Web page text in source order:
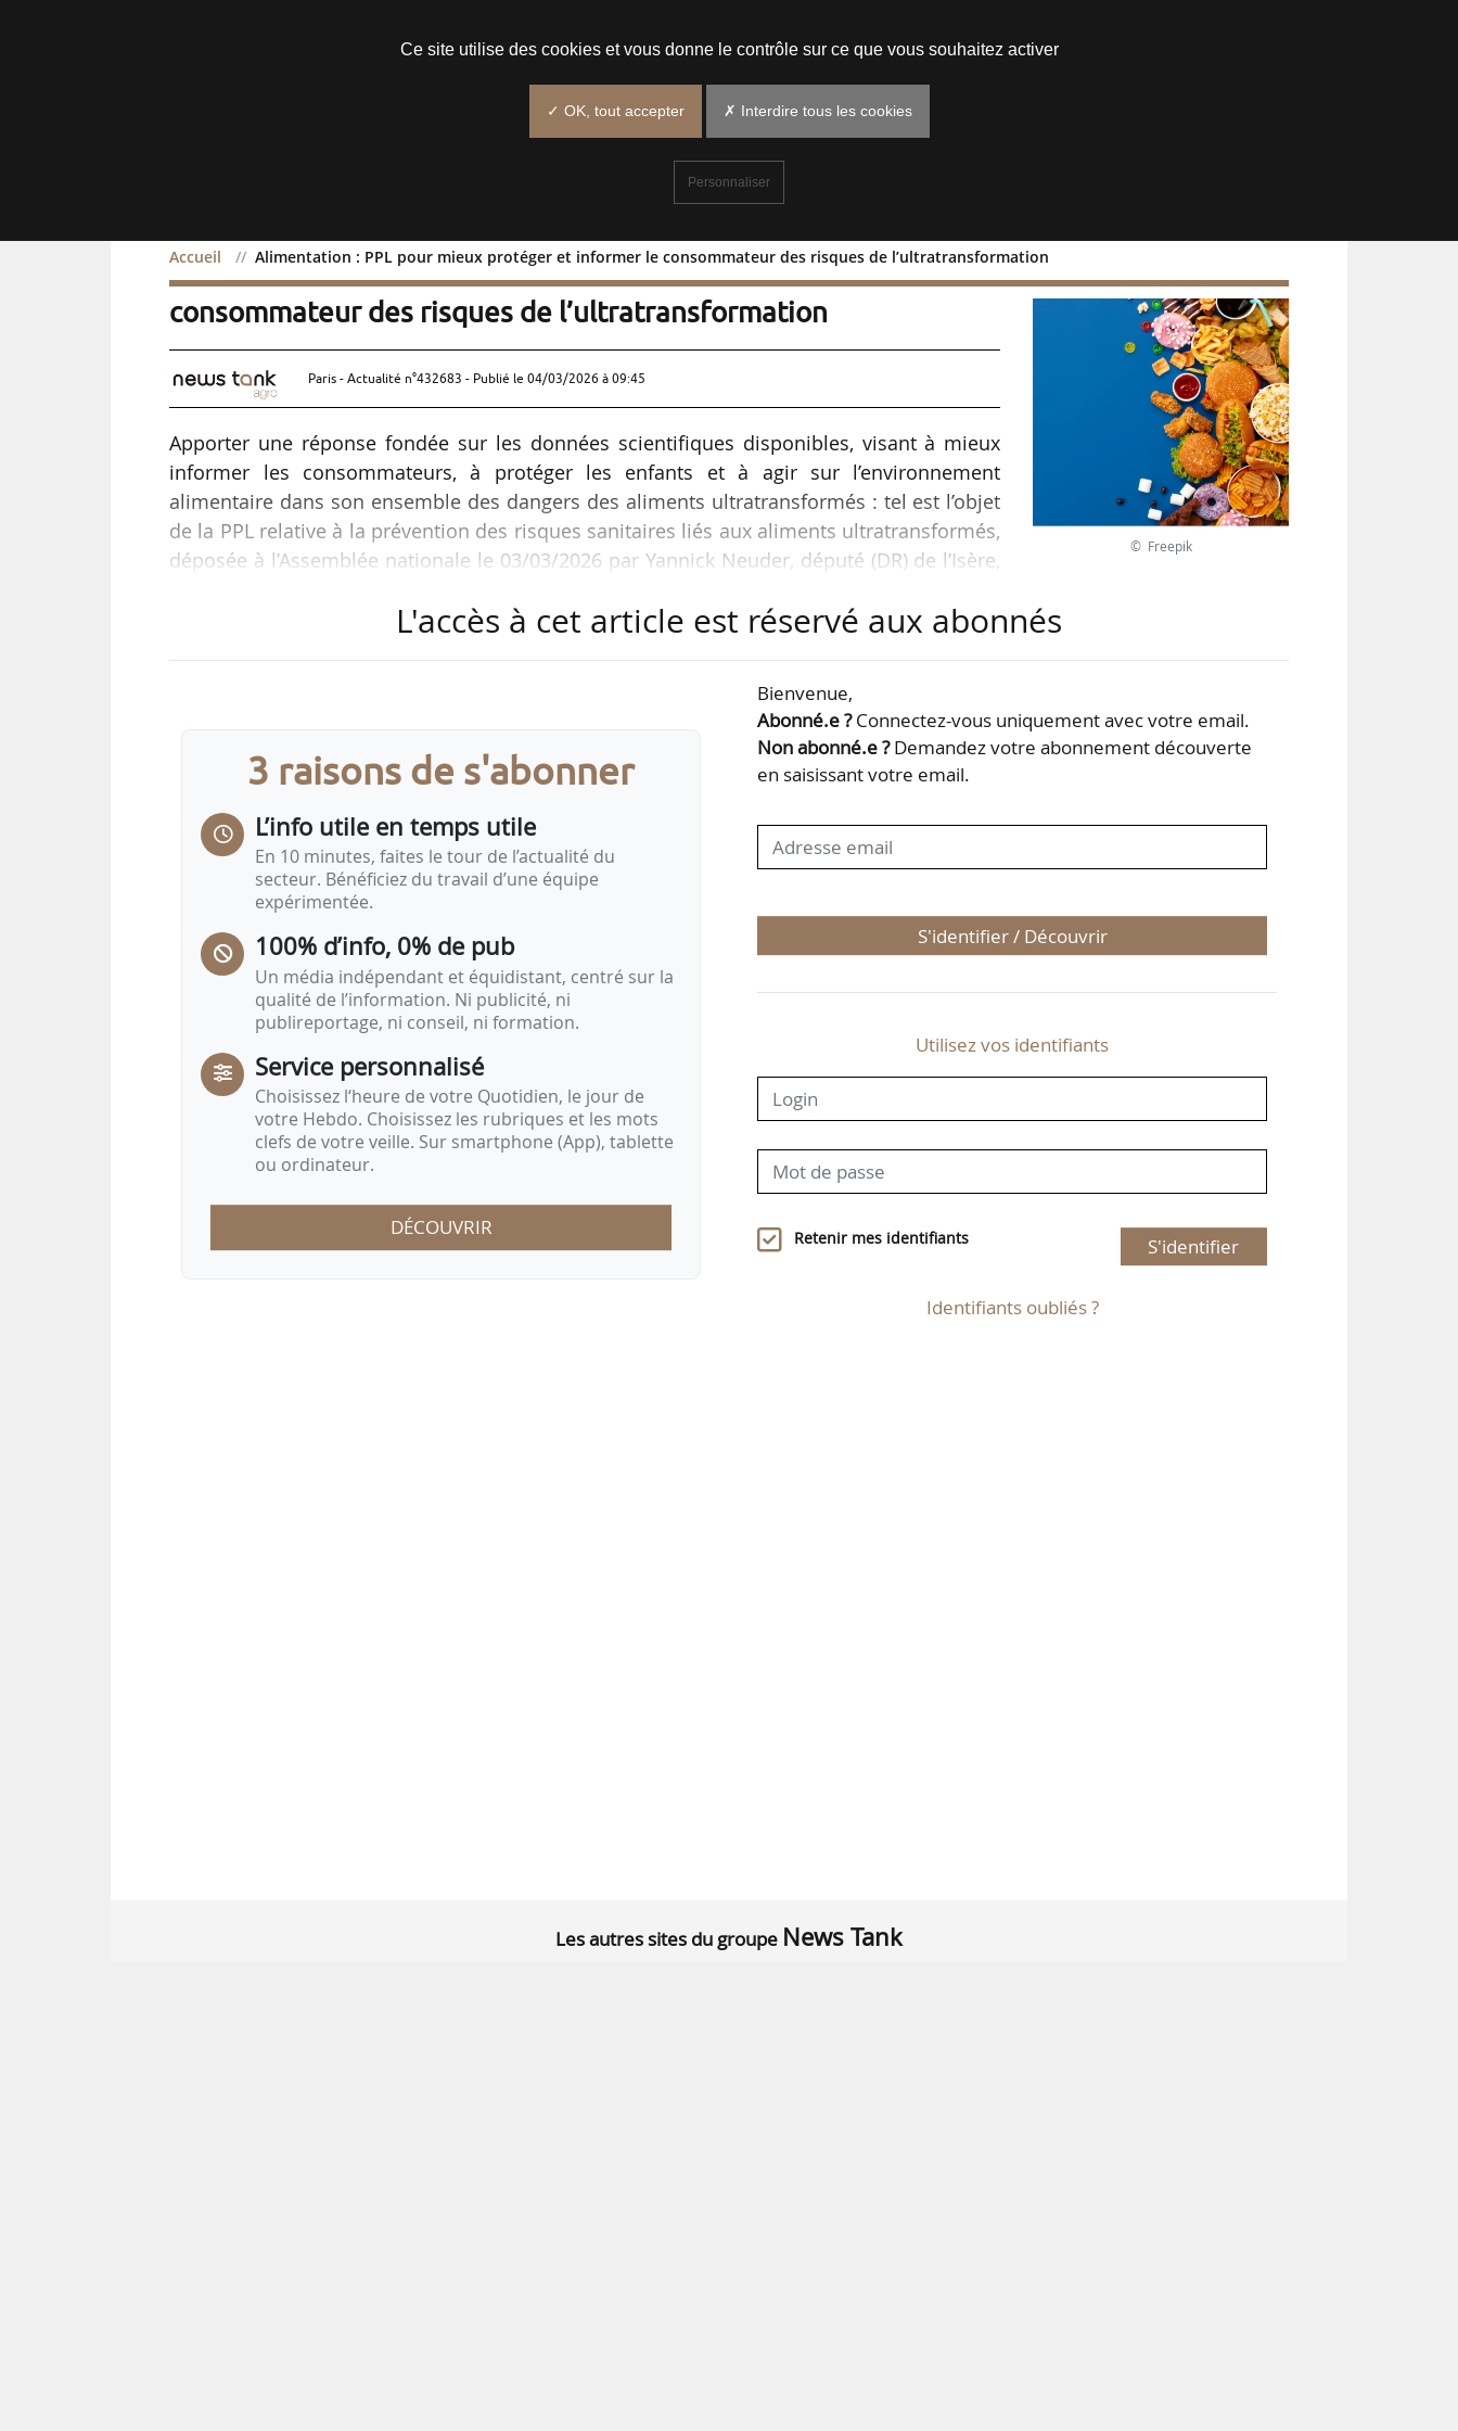
Accueil Alimentation : PPL pour mieux protéger et informer le consommateur des risques de l’ultratransformation
Alimentation : PPL pour mieux protéger et informer le
consommateur des risques de l’ultratransformation
Paris - Actualité n°432683 - Publié le 04/03/2026 à 09:45
Apporter une réponse fondée sur les données scientifiques disponibles, visant à mieux
informer les consommateurs, à protéger les enfants et à agir sur l’environnement
alimentaire dans son ensemble des dangers des aliments ultratransformés : tel est l’objet
de la PPL relative à la prévention des risques sanitaires liés aux aliments ultratransformés,
déposée à l’Assemblée nationale le 03/03/2026 par Yannick Neuder, député (DR) de l’Isère,
• met en place un étiquetage frontal obligatoire permettant une information claire et
loyale du consommateur, tout en préservant les signes officiels de qualité, les…
© Freepik
L'accès à cet article est réservé aux abonnés
3 raisons de s'abonner
L’info utile en temps utile
En 10 minutes, faites le tour de l’actualité du
secteur. Bénéficiez du travail d’une équipe
expérimentée.
100% d’info, 0% de pub
Un média indépendant et équidistant, centré sur la
qualité de l’information. Ni publicité, ni
publireportage, ni conseil, ni formation.
Service personnalisé
Choisissez l‘heure de votre Quotidien, le jour de
votre Hebdo. Choisissez les rubriques et les mots
clefs de votre veille. Sur smartphone (App), tablette
ou ordinateur.
DÉCOUVRIR
Bienvenue,
Abonné.e ?Connectez-vous uniquement avec votre email.
Non abonné.e ?Demandez votre abonnement découverte
en saisissant votre email.
S'identifier / Découvrir
Utilisez vos identifiants
Retenir mes identifiants S'identifier
Identifiants oubliés ?
Les autres sites du groupe News Tank
Ce site utilise des cookies et vous donne le contrôle sur ce que vous souhaitez activer
✓ OK, tout accepter ✗ Interdire tous les cookies
Personnaliser